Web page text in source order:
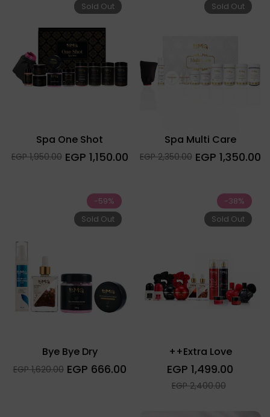
Sold Out
Spa Multi Care
السعر
العادي
1,350.00 EGP
Sale
2,350.00 EGP
Sold Out
Spa One Shot
السعر
العادي
1,150.00 EGP
Sale
1,950.00 EGP
-38%
Sold Out
Extra Love++
السعر
العادي
1,499.00 EGP
Sale
2,400.00 EGP
-59%
Sold Out
Bye Bye Dry
السعر
العادي
666.00 EGP
Sale
1,620.00 EGP